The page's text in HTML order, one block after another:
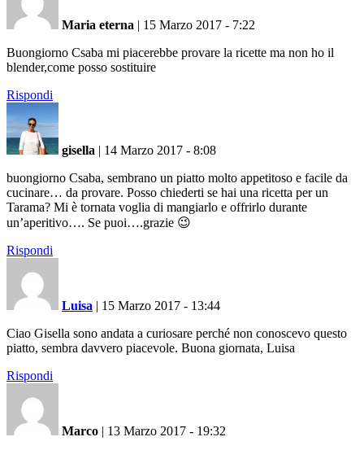
Maria eterna | 15 Marzo 2017 - 7:22
Buongiorno Csaba mi piacerebbe provare la ricette ma non ho il
blender,come posso sostituire
Rispondi
gisella | 14 Marzo 2017 - 8:08
buongiorno Csaba, sembrano un piatto molto appetitoso e facile da
cucinare… da provare. Posso chiederti se hai una ricetta per un
Tarama? Mi è tornata voglia di mangiarlo e offrirlo durante
un’aperitivo…. Se puoi….grazie 😉
Rispondi
Luisa | 15 Marzo 2017 - 13:44
Ciao Gisella sono andata a curiosare perché non conoscevo questo
piatto, sembra davvero piacevole. Buona giornata, Luisa
Rispondi
Marco | 13 Marzo 2017 - 19:32